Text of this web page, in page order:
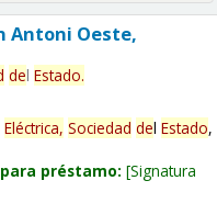
Antoni Oeste,
del Estado.
Eléctrica, Sociedad del Estado,
préstamo: Signatura